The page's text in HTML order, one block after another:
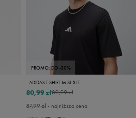
PROMO: DO -30%
ADIDAS T-SHIRT M SL SJ T
89,99 zł
80,99 zł
87,99 zł- najniższa cena